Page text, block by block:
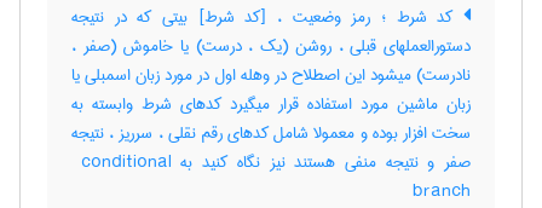
کد شرط ؛ رمز وضعیت ، [کد شرط] بیتی که در نتیجه
دستورالعملهای قبلی ، روشن (یک ، درست) یا خاموش (صفر ،
نادرست) میشود این اصطلاح در وهله اول در مورد زبان اسمبلی یا
زبان ماشین مورد استفاده قرار میگیرد کدهای شرط وابسته به
سخت افزار بوده و معمولا شامل کدهای رقم نقلی ، سرریز ، نتیجه
صفر و نتیجه منفی هستند نیز نگاه کنید به ‎ conditional
branch